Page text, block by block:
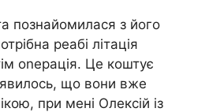
познайомилася з його
реабі літація
оnерація. Це коштує
що вони вже
при мені Олексій із